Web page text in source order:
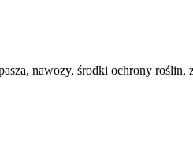
nawozy, środki ochrony